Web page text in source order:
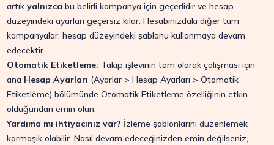
artıkyalnızca bu belirli kampanya için geçerlidir ve hesap
düzeyindeki ayarları geçersiz kılar. Hesabınızdaki diğer tüm
kampanyalar, hesap düzeyindeki şablonu kullanmaya devam
edecektir.
Otomatik Etiketleme: Takip işlevinin tam olarak çalışması için
ana Hesap Ayarları (Ayarlar > Hesap Ayarları > Otomatik
Etiketleme) bölümünde Otomatik Etiketleme özelliğinin etkin
olduğundan emin olun.
Yardıma mı ihtiyacınız var? İzleme şablonlarını düzenlemek
karmaşık olabilir. Nasıl devam edeceğinizden emin değilseniz,